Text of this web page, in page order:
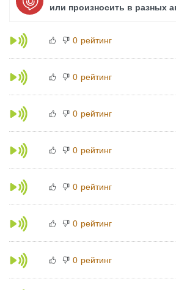
или произносить в разных
0 рейтинг
0 рейтинг
0 рейтинг
0 рейтинг
0 рейтинг
0 рейтинг
0 рейтинг